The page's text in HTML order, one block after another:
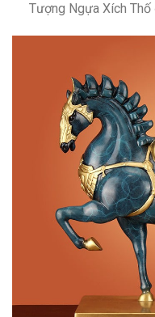
Tượng Ngựa Xích